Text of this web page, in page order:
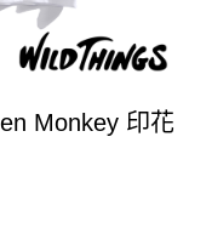
Monkey 印花